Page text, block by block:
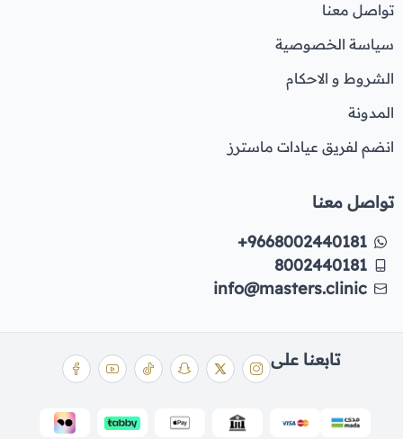
تواصل معنا
سياسة الخصوصية
الشروط و الاحكام
المدونة
انضم لفريق عيادات ماسترز
تواصل معنا
+9668002440181
8002440181
info@masters.clinic
تابعنا على